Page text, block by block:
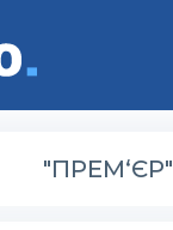
"ПРЕМ‘ЄР"